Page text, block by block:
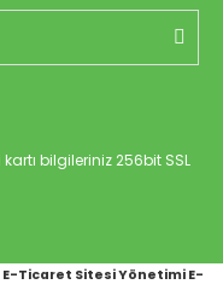
bilgileriniz 256bit SSL
E-Ticaret Sitesi Yönetimi E-